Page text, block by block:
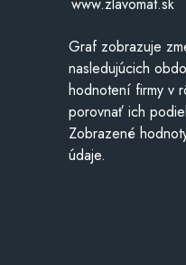
Graf zobrazuje
nasledujúcich
hodnotení firmy v
porovnať ich
Zobrazené
údaje.